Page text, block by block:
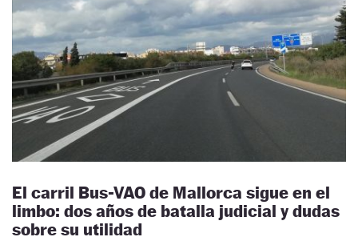
El carril Bus-VAO de Mallorca sigue en el
limbo: dos años de batalla judicial y dudas
sobre su utilidad